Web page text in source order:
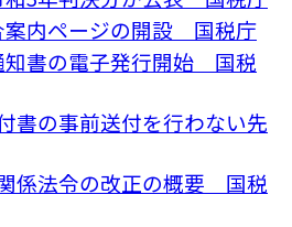
案内ページの開設 国税庁
知書の電子発行開始 国税
書の事前送付を行わない先
係法令の改正の概要 国税